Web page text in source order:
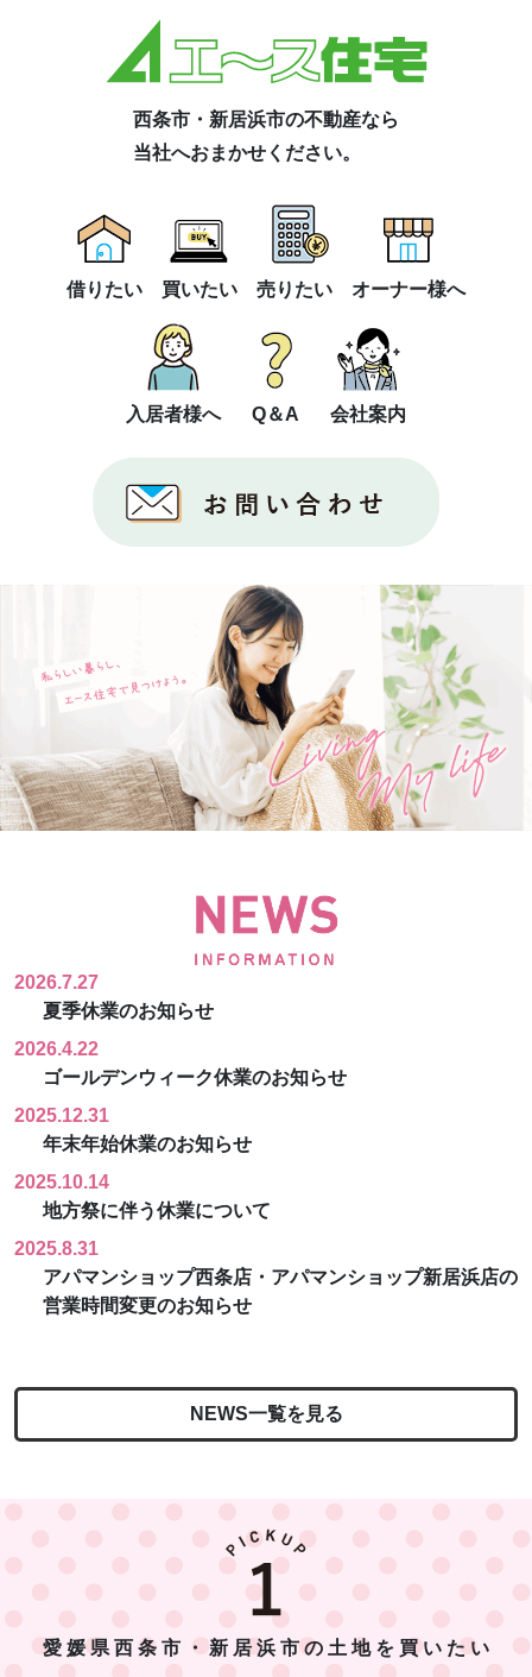
西条市・新居浜市の不動産なら
当社へおまかせください。
借りたい 買いたい 売りたい オーナー様へ
入居者様へ Q＆A 会社案内
2026.7.27
夏季休業のお知らせ
2026.4.22
ゴールデンウィーク休業のお知らせ
2025.12.31
年末年始休業のお知らせ
2025.10.14
地方祭に伴う休業について
2025.8.31
アパマンショップ西条店・アパマンショップ新居浜店の
営業時間変更のお知らせ
NEWS一覧を見る
愛媛県西条市・新居浜市の土地を買いたい